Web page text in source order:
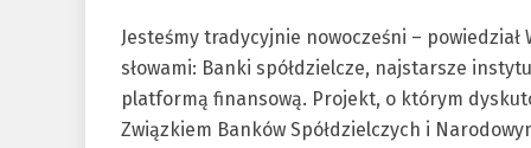
Jesteśmy tradycyjnie nowocześni –
słowami: Banki spółdzielcze, najstarsze
platformą finansową. Projekt, o którym
Związkiem Banków Spółdzielczych i